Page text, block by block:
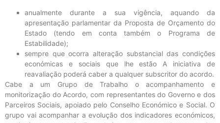
anualmente durante a sua vigência, aquando da
apresentação parlamentar da Proposta de Orçamento do
Estado (tendo em conta também o Programa de
Estabilidade);
sempre que ocorra alteração substancial das condições
económicas e sociais que lhe estão A iniciativa de
reavaliação poderá caber a qualquer subscritor do acordo.
Cabe a um Grupo de Trabalho o acompanhamento e
monitorização do Acordo, com representantes do Governo e dos
Parceiros Sociais, apoiado pelo Conselho Económico e Social. O
grupo vai acompanhar a evolução dos indicadores económicos,